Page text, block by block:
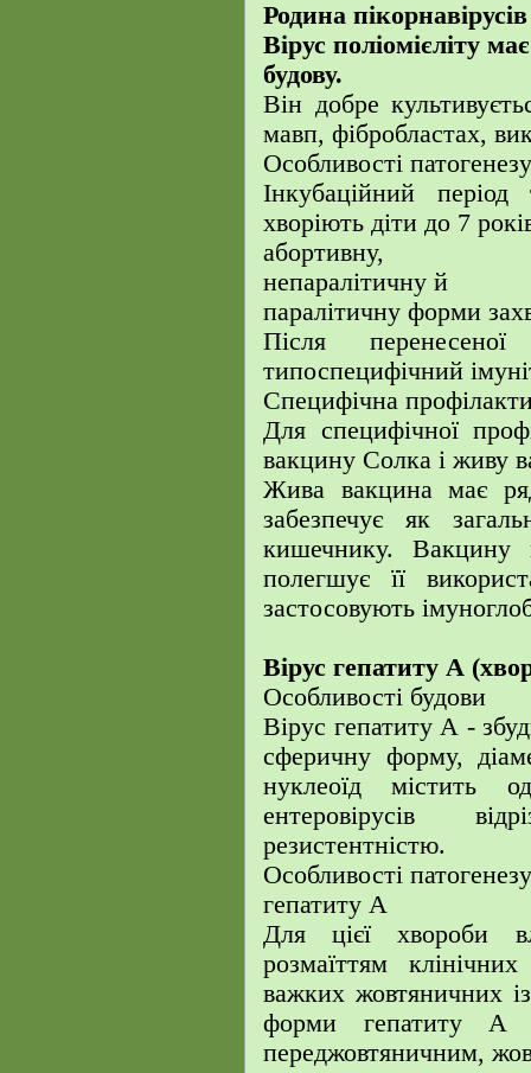
Родина пікорнавірусів
Вірус поліомієліту
будову.
Він добре
мавп, фібробластах,
Особливості
Інкубаційний
хворіють діти до 7
абортивну,
непаралітичну й
паралітичну форми
Після
типоспецифічний
Специфічна
Для специфічної
вакцину Солка і живу
Жива вакцина має
забезпечує як
кишечнику. Вакцину
полегшує її
застосовують
Вірус гепатиту А
Особливості будови
Вірус гепатиту А -
сферичну форму,
нуклеоїд містить
ентеровірусів
резистентністю.
Особливості патогенезу
гепатиту А
Для цієї хвороби
розмаїттям
важких жовтяничних
форми гепатиту А
переджовтяничним,